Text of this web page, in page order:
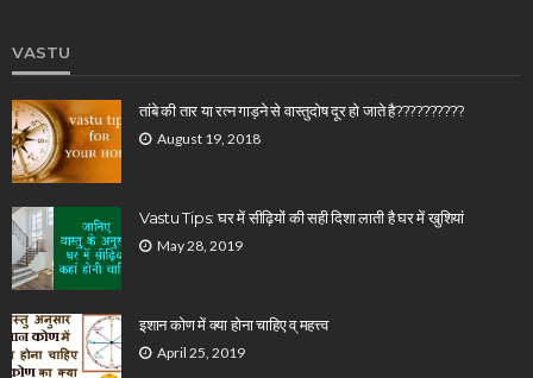
VASTU
तांबे की तार या रत्न गाड़ने से वास्तुदोष दूर हो जाते है??????????
August 19, 2018
Vastu Tips: घर में सीढ़ियों की सही दिशा लाती है घर में खुशियां
May 28, 2019
इशान कोण में क्या होना चाहिए व् महत्त्व
April 25, 2019